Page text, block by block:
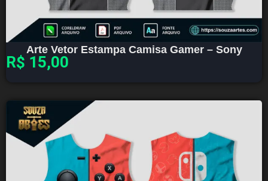
Arte Vetor Estampa Camisa Gamer – Sony
R$ 15,00